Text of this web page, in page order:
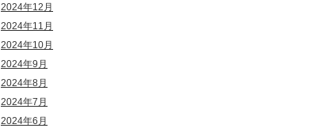
2024年12月
2024年11月
2024年10月
2024年9月
2024年8月
2024年7月
2024年6月